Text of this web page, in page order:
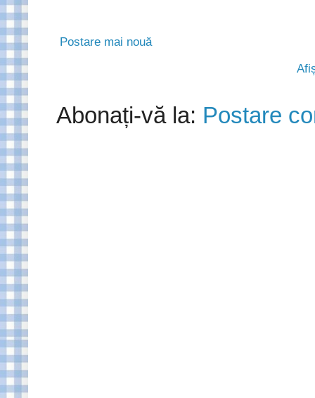
Postare mai nouă
Abonați-vă la: Postare